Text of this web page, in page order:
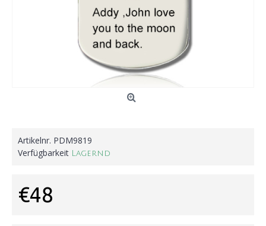
Artikelnr. PDM9819
Verfügbarkeit Lagernd
€48